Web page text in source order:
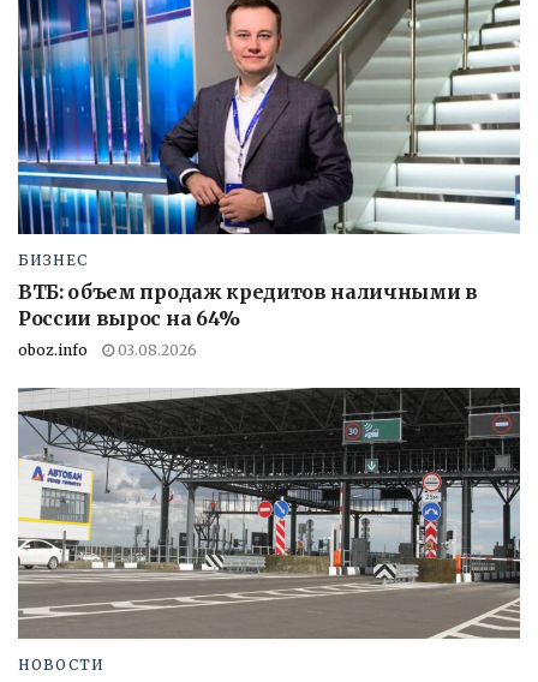
БИЗНЕС
ВТБ: объем продаж кредитов наличными в
России вырос на 64%
oboz.info 03.08.2026
НОВОСТИ